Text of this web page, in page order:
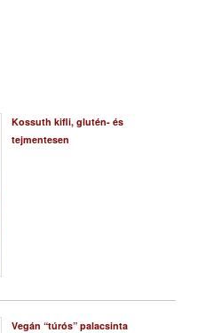
Kossuth kifli, glutén- és
tejmentesen
Vegán “túrós” palacsinta